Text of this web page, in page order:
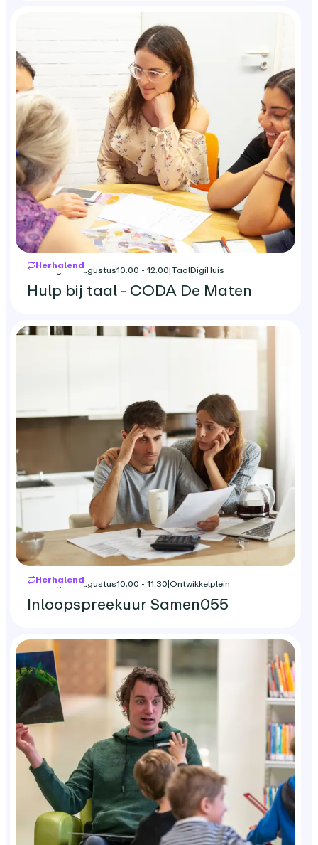
Herhalend
dinsdag 25 augustus10.00 - 12.00|TaalDigiHuis
Hulp bij taal - CODA De Maten
Herhalend
dinsdag 25 augustus10.00 - 11.30|Ontwikkelplein
Inloopspreekuur Samen055